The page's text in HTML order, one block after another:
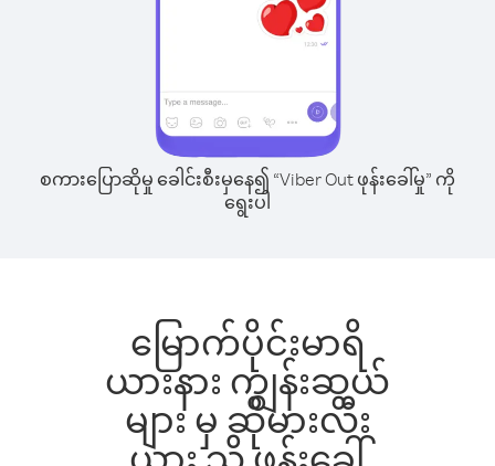
စကားပြောဆိုမှု ခေါင်းစီးမှနေ၍ “Viber Out ဖုန်းခေါ်မှု” ကို
ရွေးပါ
မြောက်ပိုင်းမာရိ
ယားနား ကျွန်းဆွယ်
များ မှ ဆိုမားလီး